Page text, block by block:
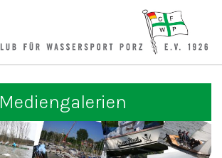
Mediengalerien